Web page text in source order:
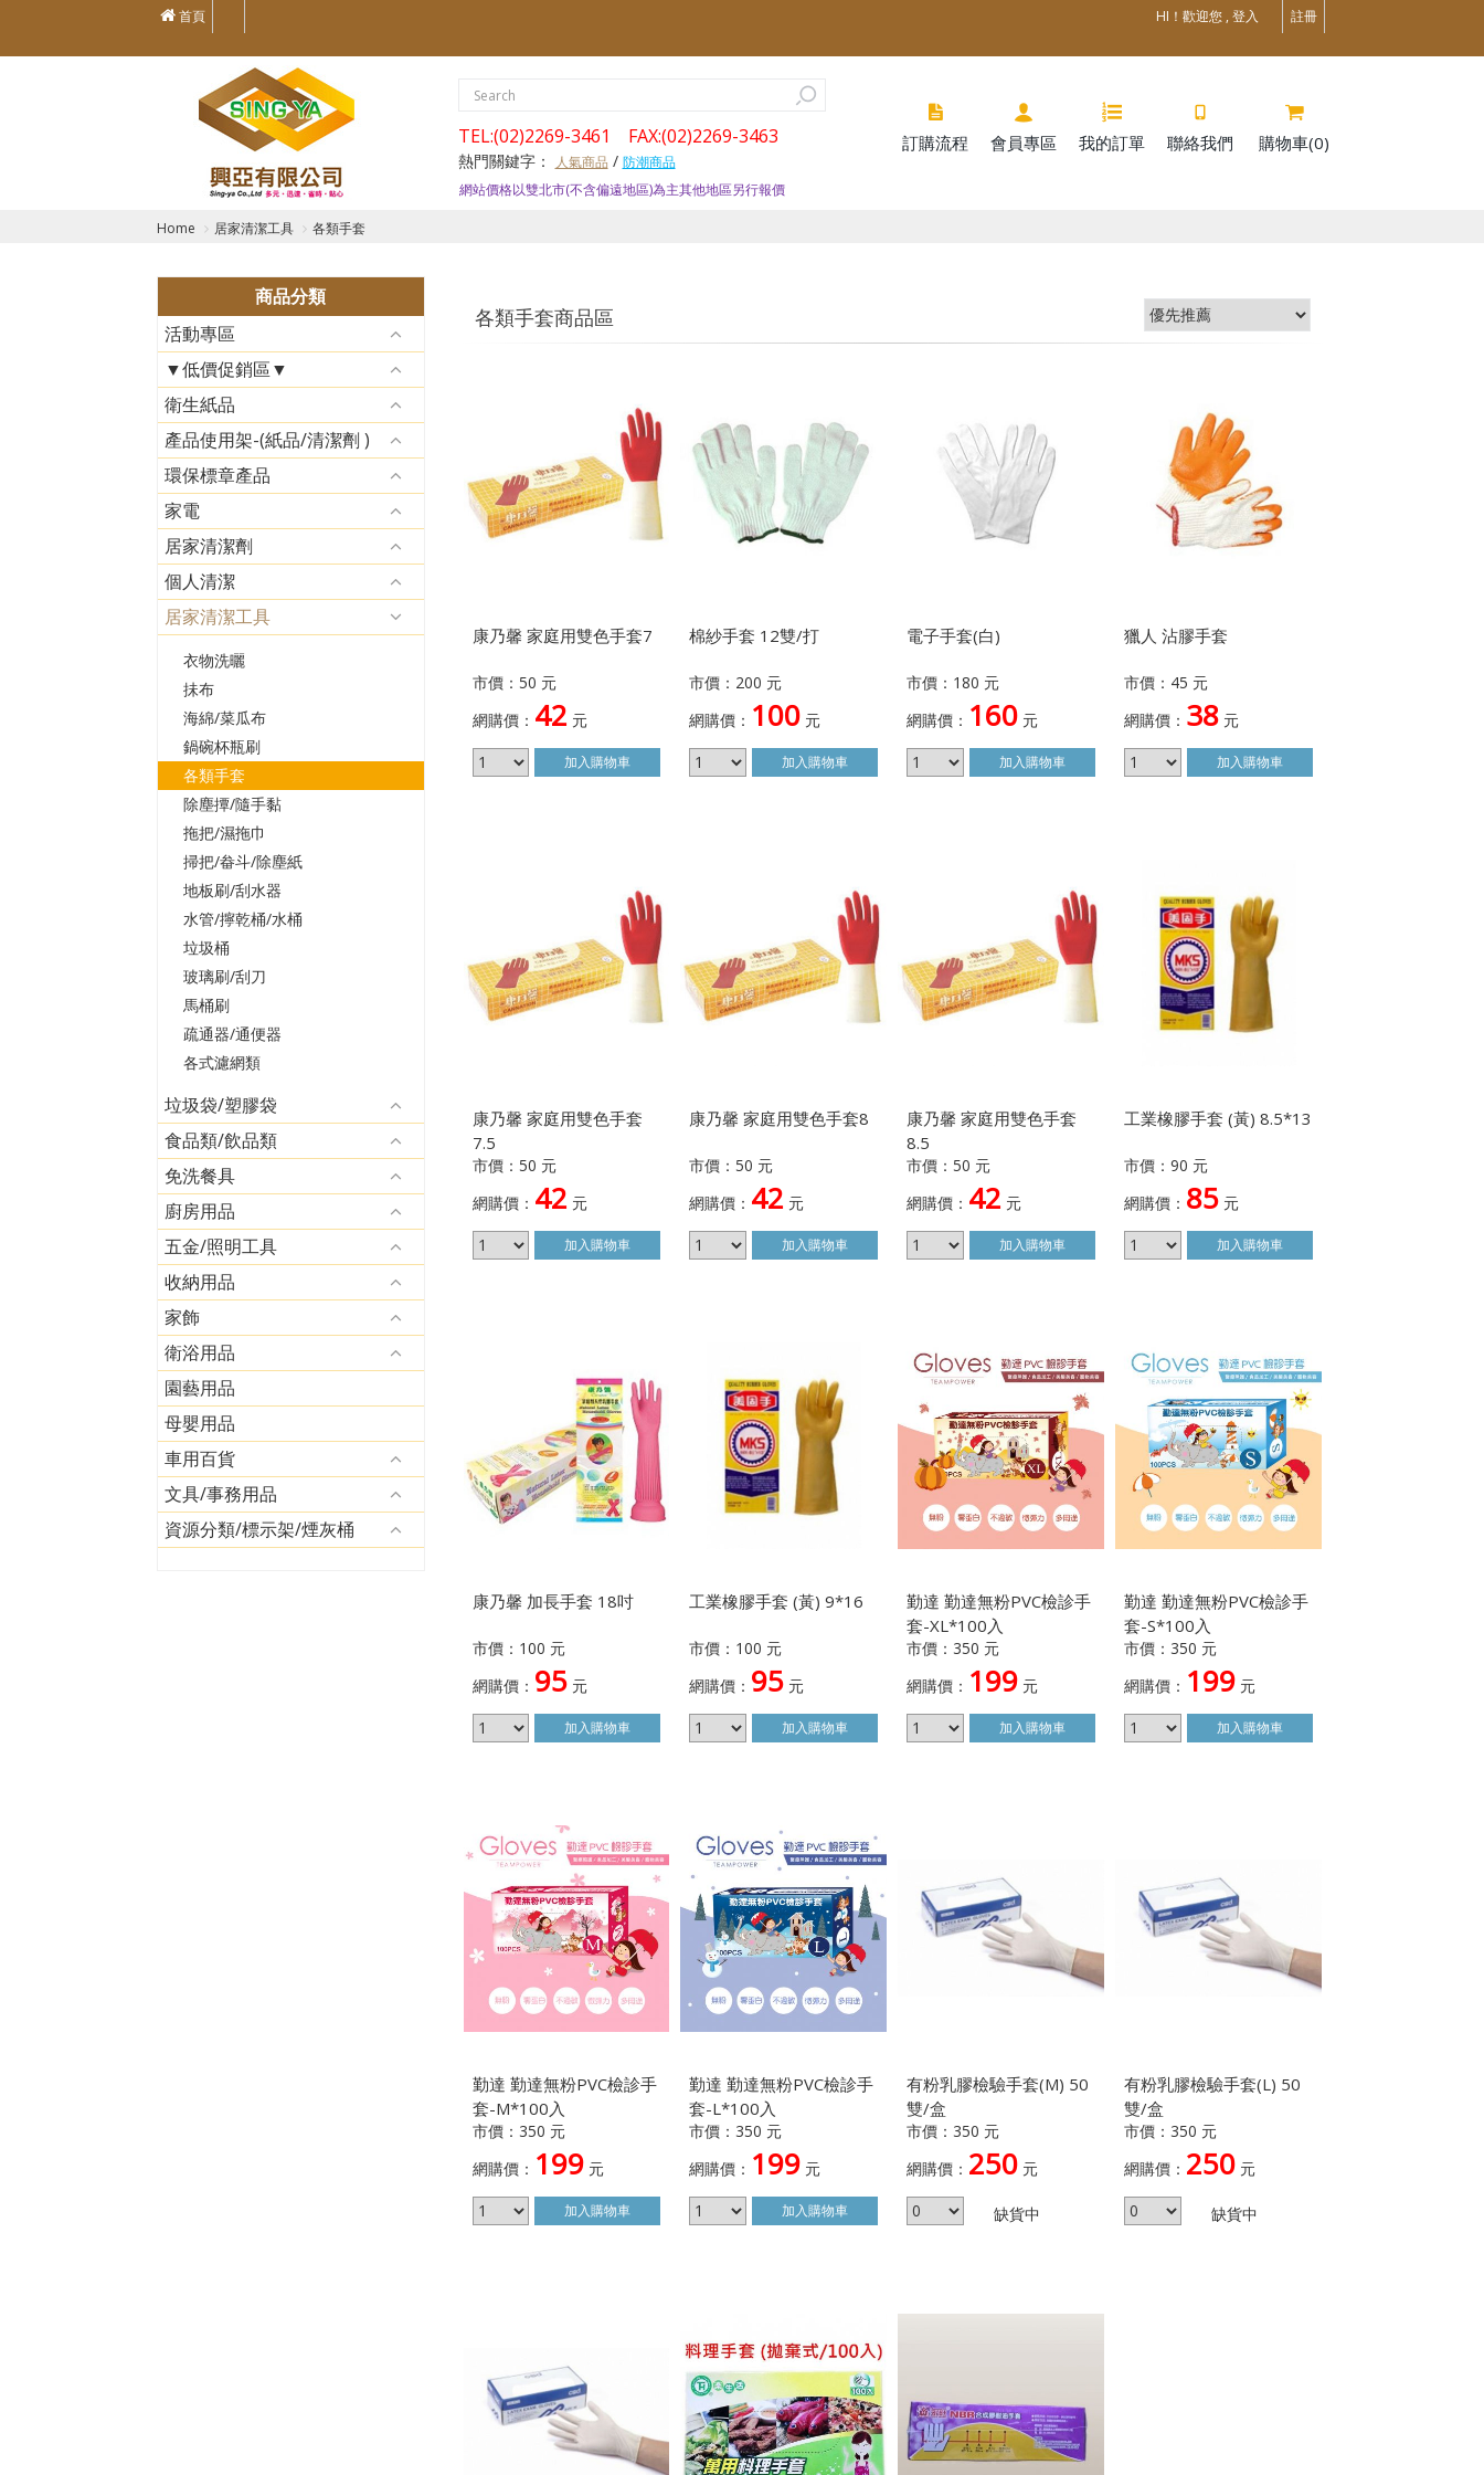
HI！歡迎您 , 登入 註冊
首頁
TEL:(02)2269-3461 FAX:(02)2269-3463
熱門關鍵字： 人氣商品 / 防潮商品
若有客人接到886開頭的電話, 請不要受理,以免受騙
網站價格以雙北市(不含偏遠地區)為主其他地區另行報價
訂購流程 會員專區 我的訂單 聯絡我們 購物車(0)
Home 居家清潔工具 各類手套
商品分類
活動專區
▼低價促銷區▼
衛生紙品
產品使用架-(紙品/清潔劑 )
環保標章產品
家電
居家清潔劑
個人清潔
居家清潔工具
衣物洗曬
抺布
海綿/菜瓜布
鍋碗杯瓶刷
各類手套
除塵撢/隨手黏
拖把/濕拖巾
掃把/畚斗/除塵紙
地板刷/刮水器
水管/擰乾桶/水桶
垃圾桶
玻璃刷/刮刀
馬桶刷
疏通器/通便器
各式濾網類
垃圾袋/塑膠袋
食品類/飲品類
免洗餐具
廚房用品
五金/照明工具
收納用品
家飾
衛浴用品
園藝用品
母嬰用品
車用百貨
文具/事務用品
資源分類/標示架/煙灰桶
各類手套商品區
康乃馨 家庭用雙色手套7
市價：50 元
網購價： 42 元
加入購物車
棉紗手套 12雙/打
市價：200 元
網購價： 100 元
加入購物車
電子手套(白)
市價：180 元
網購價： 160 元
加入購物車
獵人 沾膠手套
市價：45 元
網購價： 38 元
加入購物車
康乃馨 家庭用雙色手套
7.5
市價：50 元
網購價： 42 元
加入購物車
康乃馨 家庭用雙色手套8
市價：50 元
網購價： 42 元
加入購物車
康乃馨 家庭用雙色手套
8.5
市價：50 元
網購價： 42 元
加入購物車
工業橡膠手套 (黃) 8.5*13
市價：90 元
網購價： 85 元
加入購物車
康乃馨 加長手套 18吋
市價：100 元
網購價： 95元
加入購物車
工業橡膠手套 (黃) 9*16
市價：100 元
網購價： 95 元
加入購物車
勤達 勤達無粉PVC檢診手
套-XL*100入
市價：350 元
網購價： 199 元
加入購物車
勤達 勤達無粉PVC檢診手
套-S*100入
市價：350 元
網購價： 199 元
加入購物車
勤達 勤達無粉PVC檢診手
套-M*100入
市價：350 元
網購價： 199元
加入購物車
勤達 勤達無粉PVC檢診手
套-L*100入
市價：350 元
網購價： 199 元
加入購物車
有粉乳膠檢驗手套(M) 50
雙/盒
市價：350 元
網購價： 250 元
缺貨中
有粉乳膠檢驗手套(L) 50
雙/盒
市價：350 元
網購價： 250 元
缺貨中